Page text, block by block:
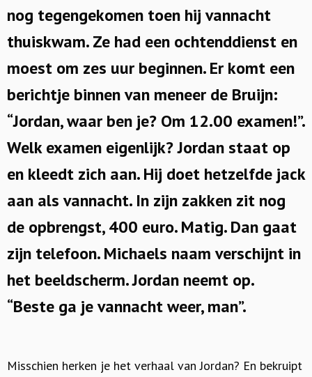
nog tegengekomen toen hij vannacht
thuiskwam. Ze had een ochtenddienst en
moest om zes uur beginnen. Er komt een
berichtje binnen van meneer de Bruijn:
“Jordan, waar ben je? Om 12.00 examen!”.
Welk examen eigenlijk? Jordan staat op
en kleedt zich aan. Hij doet hetzelfde jack
aan als vannacht. In zijn zakken zit nog
de opbrengst, 400 euro. Matig. Dan gaat
zijn telefoon. Michaels naam verschijnt in
het beeldscherm. Jordan neemt op.
“Beste ga je vannacht weer, man”.
Misschien herken je het verhaal van Jordan? En bekruipt